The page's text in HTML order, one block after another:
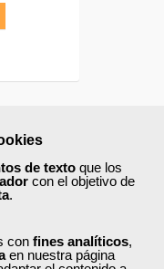
de texto que los
con el objetivo de
.
con fines analíticos,
en nuestra página